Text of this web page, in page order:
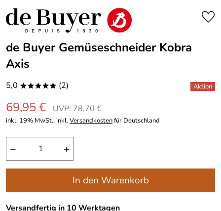
de Buyer Gemüseschneider Kobra
Axis
5,0 ***** (2)
69,95 € UVP: 78,70 €
inkl. 19% MwSt., inkl.Versandkostenfür Deutschland
− +
In den Warenkorb
Versandfertig in 10 Werktagen